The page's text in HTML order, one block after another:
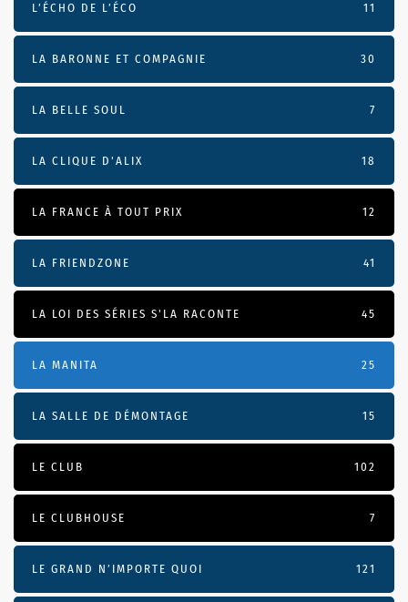
L’ÉCHO DE L’ÉCO 11
LA BARONNE ET COMPAGNIE 30
LA BELLE SOUL 7
LA CLIQUE D'ALIX 18
LA FRANCE À TOUT PRIX 12
LA FRIENDZONE 41
LA LOI DES SÉRIES S'LA RACONTE 45
LA MANITA 25
LA SALLE DE DÉMONTAGE 15
LE CLUB 102
LE CLUBHOUSE 7
LE GRAND N’IMPORTE QUOI 121